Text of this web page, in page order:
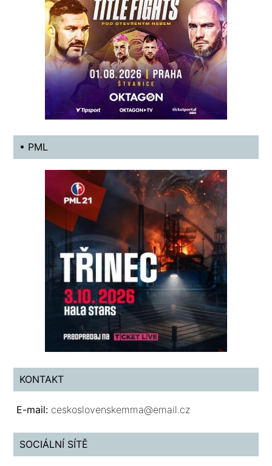
• PML
KONTAKT
E-mail: ceskoslovenskemma@email.cz
SOCIÁLNÍ SÍTĚ